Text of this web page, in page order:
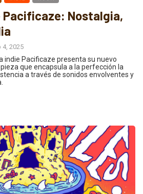
Pacificaze: Nostalgia,
4, 2025
indie Pacificaze presenta su nuevo
que encapsula a la perfección la
a través de sonidos envolventes y